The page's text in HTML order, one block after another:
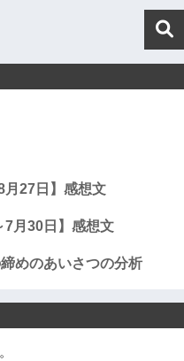
月27日】感想文
月30日】感想文
めのあいさつの分析